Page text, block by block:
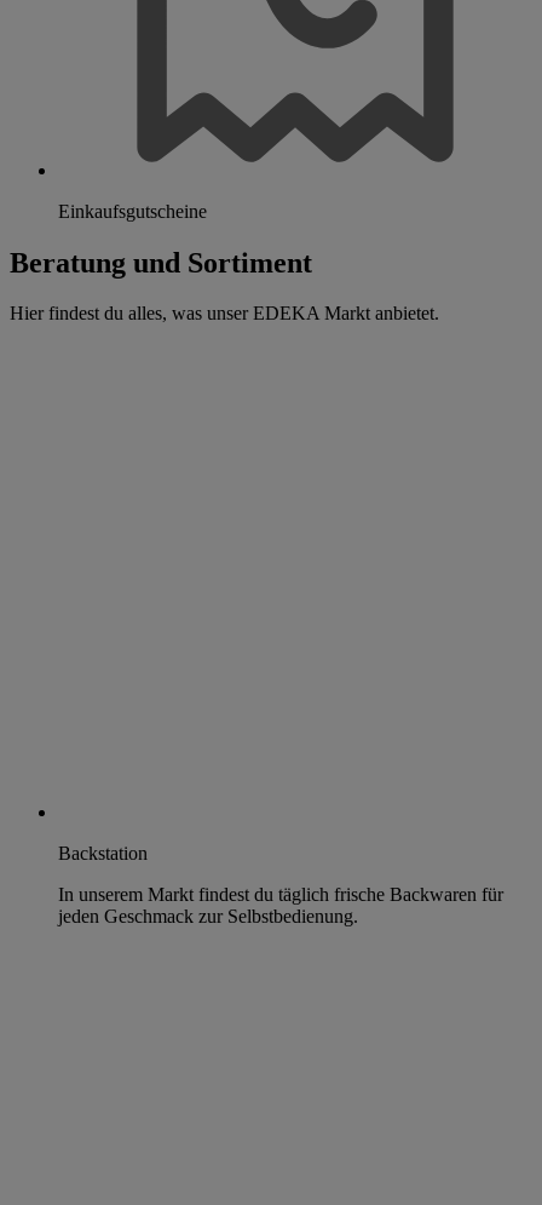
Einkaufsgutscheine
Beratung und Sortiment
Hier findest du alles, was unser EDEKA Markt anbietet.
Backstation
In unserem Markt findest du täglich frische Backwaren für
jeden Geschmack zur Selbstbedienung.